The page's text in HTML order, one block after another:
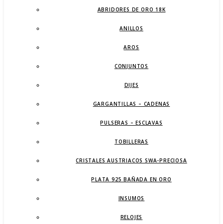
ABRIDORES DE ORO 18K
ANILLOS
AROS
CONJUNTOS
DIJES
GARGANTILLAS – CADENAS
PULSERAS – ESCLAVAS
TOBILLERAS
CRISTALES AUSTRIACOS SWA-PRECIOSA
PLATA 925 BAÑADA EN ORO
INSUMOS
RELOJES